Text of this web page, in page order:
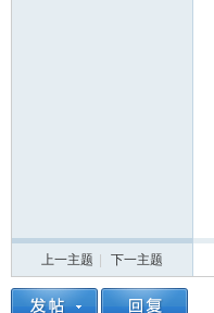
上一主题 下一主题